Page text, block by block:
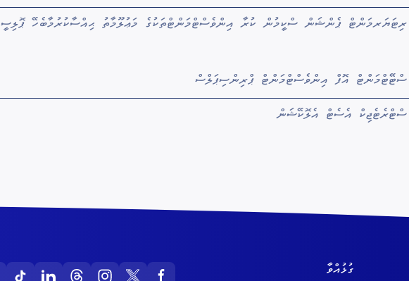
ރިޓަޔަރމަންޓް ޕެންޝަން ސްކީމުން ކުރާ އިންވެސްޓްމަންޓްތަކުގެ މަޢުލޫމާތު ޙިއްސާކުރުމާބެހޭ ޕޮލިސީ
ސްޓޭޓްމަންޓް އޮފް އިންވެސްޓްމަންޓް ޕްރިންސިޕަލްސް
ސްޓްރެޓެޖިކް އެސެޓް އެލޮކޭޝަން
ގުޅުއްވާ